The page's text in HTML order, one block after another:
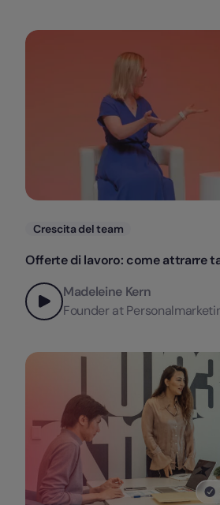
Categorie
Crescita del team
Offerte di lavoro: come attrarre
Madeleine Kern
Founder at